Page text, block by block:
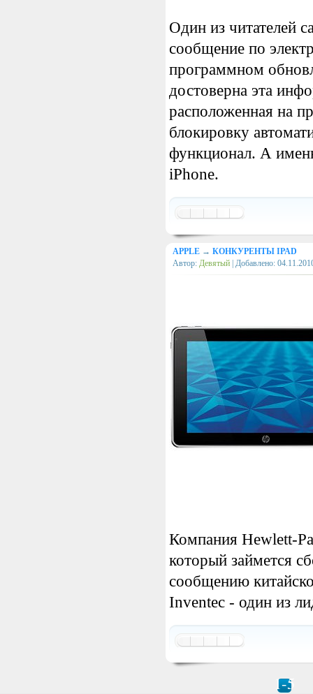
Один из читателей
сообщение по
программном
достоверна эта
расположенная на
блокировку
функционал. А
iPhone.
APPLE → КОНКУРЕНТЫ IPAD
Автор: Девятый | Добавлено:
Компания Hewlett-
который займется
сообщению
Inventec - один из
1-5